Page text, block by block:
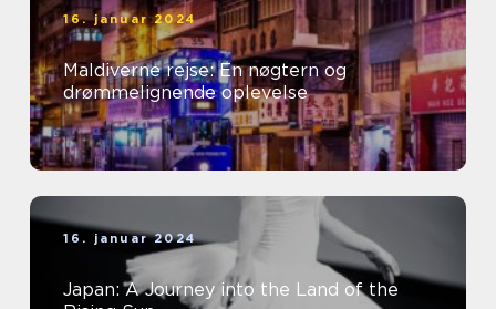
16. januar 2024
Maldiverne rejse: En nøgtern og
drømmelignende oplevelse
16. januar 2024
Japan: A Journey into the Land of the